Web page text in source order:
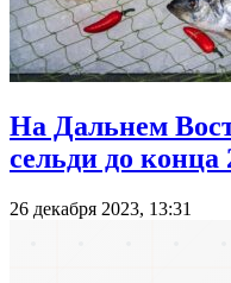
На Дальнем
сельди до конца
26 декабря 2023, 13:31